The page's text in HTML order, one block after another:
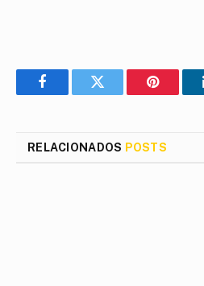
FacebookTwitter Pinterest
RELACIONADOS POSTS